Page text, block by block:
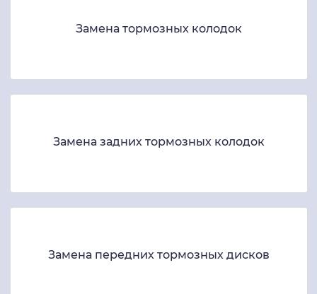
Замена тормозных колодок
Замена задних тормозных колодок
Замена передних тормозных дисков